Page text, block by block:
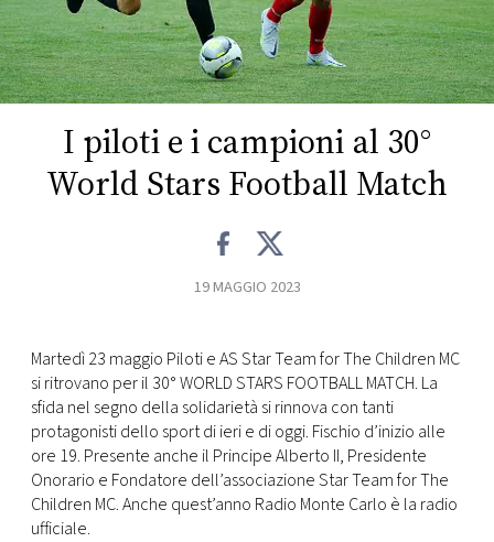
FOTO
CONCORSI
EVENTI
PRINCIPATO
DI
MONACO
RMC
CONSIGLIA
I piloti e i campioni al 30°
World Stars Football Match
19 MAGGIO 2023
Martedì 23 maggio Piloti e AS Star Team for The Children MC
si ritrovano per il 30° WORLD STARS FOOTBALL MATCH. La
sfida nel segno della solidarietà si rinnova con tanti
protagonisti dello sport di ieri e di oggi. Fischio d’inizio alle
ore 19. Presente anche il Principe Alberto II, Presidente
Onorario e Fondatore dell’associazione Star Team for The
Children MC. Anche quest’anno Radio Monte Carlo è la radio
ufficiale.